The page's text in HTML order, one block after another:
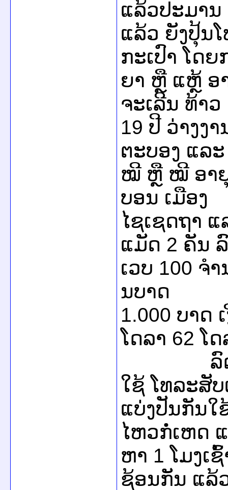
ແລ້ວປະມານ
ແລ້ວ ຍັງປຸ້ນ
ກະເປົາ ໂດ
ຍາ ຫຼື ແຫຼ້ ອ
ຈະເລີນ ທ້າ
19 ປີ ວ່າງງ
ຕະບອງ ແລ
ໝີ ຫຼື ໝີ ອາ
ບອນ ເມືອງ
ໄຊເຊດຖາ
ແມັດ 2 ຄັນ
ເວບ 100 ຈ
ນບາດ
1.000 ບາດ
ໂດລາ 62 ໂ
ລົດຈັກ
ໃຊ້ ໂທລະສັ
ແບ່ງປັນກັນໃ
ໄຫວກໍ່ເຫດ
ຫາ 1 ໂມງເ
ຊ້ອນກັນ ແລ້